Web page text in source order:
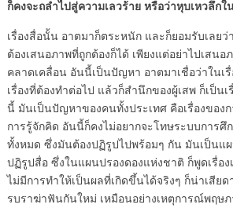
ก็คงจะถลำไปสู่ความเลวร้าย หรือว่าหุบเหวลึก
เรื่องสื่อนั้น อาตมาก็ตระหนัก และก็ยอมรับเลย
ต้องเสนอภาพที่ถูกต้องก็ได้ เพียงแต่อย่าไปเสน
คลาดเคลื่อน อันนี้เป็นปัญหา อาตมาเชื่อว่าในเ
เรื่องที่ต้องทำต่อไป แล้วก็สำนึกของผู้เสพ ก็เป็น
นี้ มันเป็นปัญหาของคนทั้งประเทศ คือเรื่องขอ
การรู้จักคิด อันนี้ก็คงไม่อยากจะโทษระบบการ
ทั้งหมด ซึ่งมันต้องปฏิรูปไปพร้อมๆ กัน มันเป็นแผ
ปฏิรูปสื่อ ซึ่งในแผนปรองดองแห่งชาติ ก็พูดเรื่อง
ไม่มีการทำให้เป็นผลที่เกิดขึ้นได้จริงๆ ก็น่าเสียด
รบราฆ่าฟันกันใหม่ เหมือนอย่างเหตุการณ์พฤษ